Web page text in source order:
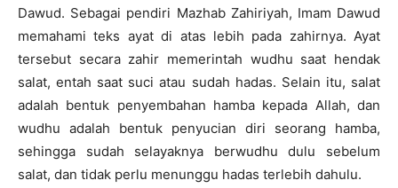
Dawud. Sebagai pendiri Mazhab Zahiriyah, Imam Dawud
memahami teks ayat di atas lebih pada zahirnya. Ayat
tersebut secara zahir memerintah wudhu saat hendak
salat, entah saat suci atau sudah hadas. Selain itu, salat
adalah bentuk penyembahan hamba kepada Allah, dan
wudhu adalah bentuk penyucian diri seorang hamba,
sehingga sudah selayaknya berwudhu dulu sebelum
salat, dan tidak perlu menunggu hadas terlebih dahulu.